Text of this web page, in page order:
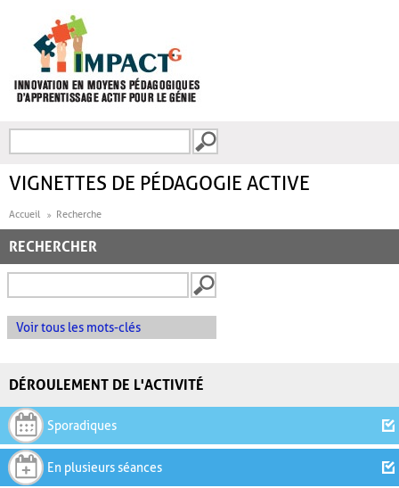
FORMULAIRE DE
VIGNETTES DE PÉDAGOGIE ACTIVE
Accueil Recherche
RECHERCHER
Voir tous les mots-clés
DÉROULEMENT DE L'ACTIVITÉ
Sporadiques
En plusieurs séances